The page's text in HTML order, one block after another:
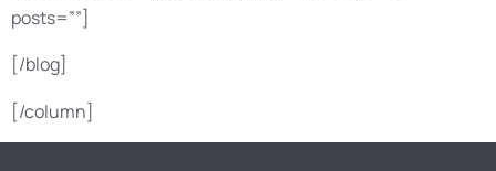
posts=””]
[/blog]
[/column]